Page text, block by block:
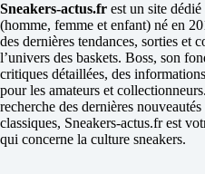
Sneakers-actus.fr est un site dédié
(homme, femme et enfant) né en
des dernières tendances, sorties et
l’univers des baskets. Boss, son
critiques détaillées, des
pour les amateurs et
recherche des dernières
classiques, Sneakers-actus.fr est
qui concerne la culture sneakers.